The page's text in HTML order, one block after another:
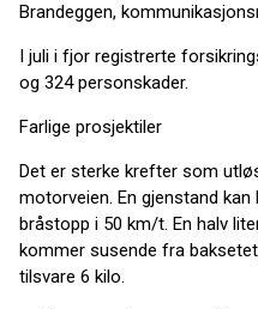
Brandeggen,
I juli i fjor registrerte
og 324 personskader.
Farlige prosjektiler
Det er sterke krefter som
motorveien. En gjenstand kan
bråstopp i 50 km/t. En halv
kommer susende fra
tilsvare 6 kilo.